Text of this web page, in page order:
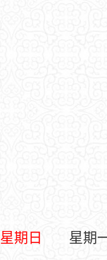
星期日 星期